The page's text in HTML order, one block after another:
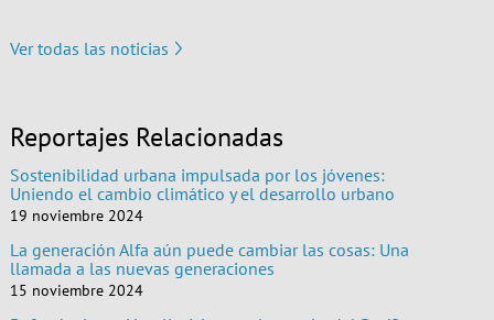
Ver todas las noticias
Reportajes Relacionadas
Sostenibilidad urbana impulsada por los jóvenes:
Uniendo el cambio climático y el desarrollo urbano
19 noviembre 2024
La generación Alfa aún puede cambiar las cosas: Una
llamada a las nuevas generaciones
15 noviembre 2024